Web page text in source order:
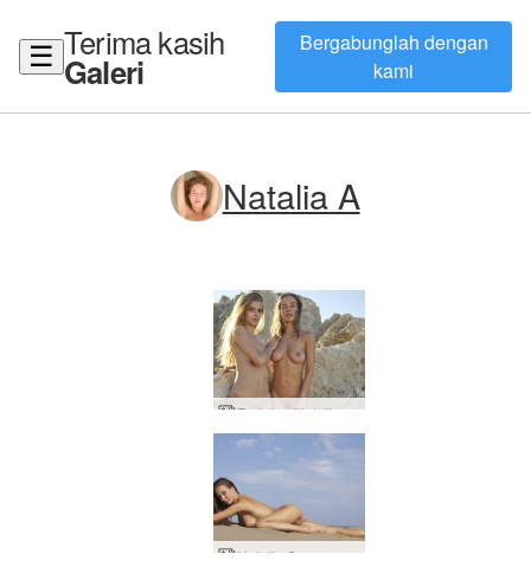
☰ Terima kasih
Galeri
Bergabunglah dengan
kami
Natalia A
Emi dan Natalia Matahari terbenam
Natalia Seorang eksibisionis pantai